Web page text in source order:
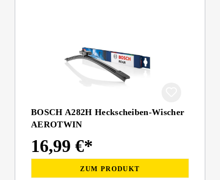
BOSCH A282H Heckscheiben-Wischer
AEROTWIN
16,99 €*
ZUM PRODUKT